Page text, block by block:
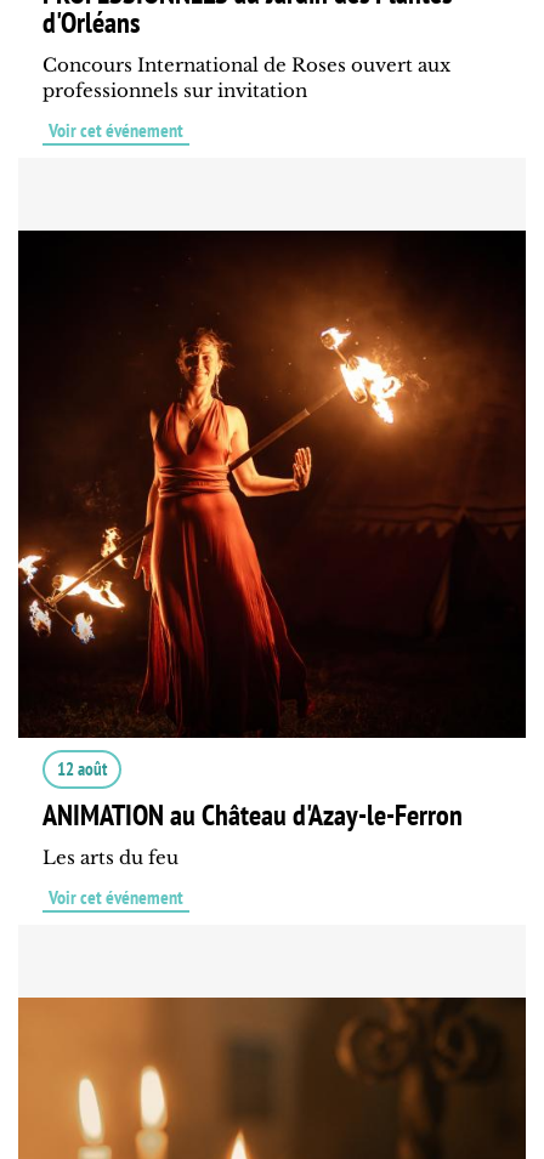
d'Orléans
Concours International de Roses ouvert aux
professionnels sur invitation
Voir cet événement
12 août
ANIMATION au Château d'Azay-le-Ferron
Les arts du feu
Voir cet événement